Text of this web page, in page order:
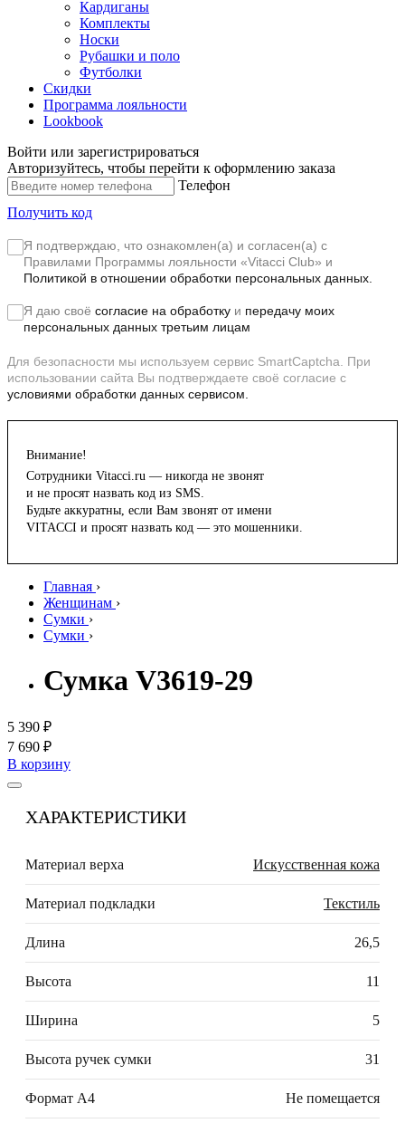
Кардиганы
Комплекты
Носки
Рубашки и поло
Футболки
Скидки
Программа лояльности
Lookbook
Войти или зарегистрироваться
Авторизуйтесь, чтобы перейти к оформлению заказа
Телефон
Получить код
Я подтверждаю, что ознакомлен(а) и согласен(а) с
Правилами Программы лояльности «Vitacci Club» и
Политикой в отношении обработки персональных данных.
Я даю своё согласие на обработку и передачу моих
персональных данных третьим лицам
Для безопасности мы используем сервис SmartCaptcha. При
использовании сайта Вы подтверждаете своё согласие с
условиями обработки данных сервисом.
Внимание!
Сотрудники Vitacci.ru — никогда не звонят
и не просят назвать код из SMS.
Будьте аккуратны, если Вам звонят от имени
VITACCI и просят назвать код — это мошенники.
Главная ›
Женщинам ›
Сумки ›
Сумки ›
Сумка V3619-29
5 390 ₽
7 690 ₽
В корзину
ХАРАКТЕРИСТИКИ
Материал верха Искусственная кожа
Материал подкладки Текстиль
Длина 26,5
Высота 11
Ширина 5
Высота ручек сумки 31
Формат А4 Не помещается